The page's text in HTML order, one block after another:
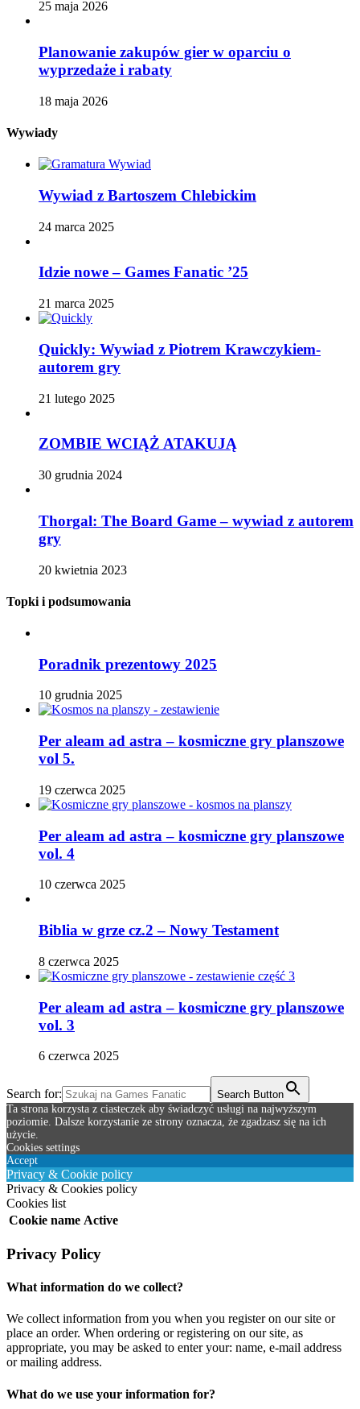
25 maja 2026
Planowanie zakupów gier w oparciu o
wyprzedaże i rabaty
18 maja 2026
Wywiady
Wywiad z Bartoszem Chlebickim
24 marca 2025
Idzie nowe – Games Fanatic ’25
21 marca 2025
Quickly: Wywiad z Piotrem Krawczykiem-
autorem gry
21 lutego 2025
ZOMBIE WCIĄŻ ATAKUJĄ
30 grudnia 2024
Thorgal: The Board Game – wywiad z autorem
gry
20 kwietnia 2023
Topki i podsumowania
Poradnik prezentowy 2025
10 grudnia 2025
Per aleam ad astra – kosmiczne gry planszowe
vol 5.
19 czerwca 2025
Per aleam ad astra – kosmiczne gry planszowe
vol. 4
10 czerwca 2025
Biblia w grze cz.2 – Nowy Testament
8 czerwca 2025
Per aleam ad astra – kosmiczne gry planszowe
vol. 3
6 czerwca 2025
Search for:
Search Button
Ta strona korzysta z ciasteczek aby świadczyć usługi na najwyższym
poziomie. Dalsze korzystanie ze strony oznacza, że zgadzasz się na ich
użycie.
Cookies settings
Accept
Privacy & Cookie policy
Privacy & Cookies policy
Cookies list
Cookie name Active
Privacy Policy
What information do we collect?
We collect information from you when you register on our site or
place an order. When ordering or registering on our site, as
appropriate, you may be asked to enter your: name, e-mail address
or mailing address.
What do we use your information for?